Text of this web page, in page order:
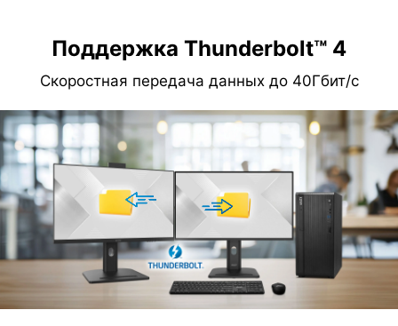
Поддержка Thunderbolt™ 4
Скоростная передача данных до 40Гбит/с